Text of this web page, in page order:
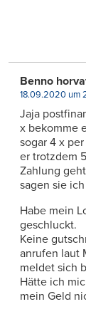
Benno
18.09.2020 um
Jaja
x bekomme
sogar 4 x
er trotzdem
Zahlung
sagen sie
Habe mein
geschluckt.
Keine
anrufen laut
meldet sich
Hätte ich
mein Geld